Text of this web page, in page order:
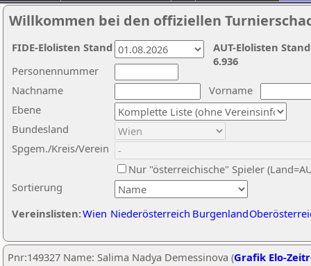
Willkommen bei den offiziellen
Nachname
Vorname
Ebene
Sortierung
Personennummer
Bundesland
Spgem./Kreis/Verein
Nur "österreichische" Spieler
Vereinslisten:Wien Niederösterreich Burgenland
AUT-Elolisten
6.936
FIDE-Elolisten Stand
Pnr:149327 Name: Salima Nadya Demessinova (Grafik Elo-